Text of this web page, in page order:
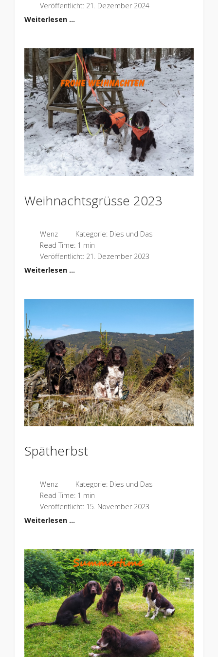
Veröffentlicht: 21. Dezember 2024
Weiterlesen …
Weihnachtsgrüsse 2023
Wenz Kategorie: Dies und Das
Read Time: 1 min
Veröffentlicht: 21. Dezember 2023
Weiterlesen …
Spätherbst
Wenz Kategorie: Dies und Das
Read Time: 1 min
Veröffentlicht: 15. November 2023
Weiterlesen …